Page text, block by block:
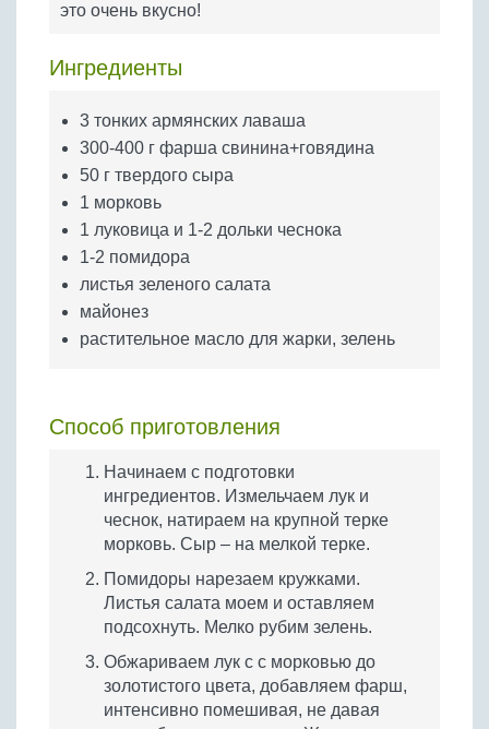
Бобовые
Крупы
это очень вкусно!
Ингредиенты
3 тонких армянских лаваша
300-400 г фарша свинина+говядина
50 г твердого сыра
1 морковь
1 луковица и 1-2 дольки чеснока
1-2 помидора
листья зеленого салата
майонез
растительное масло для жарки, зелень
Способ приготовления
Начинаем с подготовки
ингредиентов. Измельчаем лук и
чеснок, натираем на крупной терке
морковь. Сыр – на мелкой терке.
Помидоры нарезаем кружками.
Листья салата моем и оставляем
подсохнуть. Мелко рубим зелень.
Обжариваем лук c с морковью до
золотистого цвета, добавляем фарш,
интенсивно помешивая, не давая